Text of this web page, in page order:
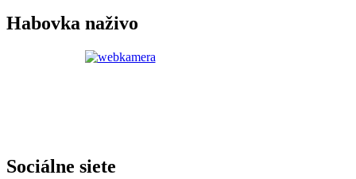
Habovka naživo
Sociálne siete